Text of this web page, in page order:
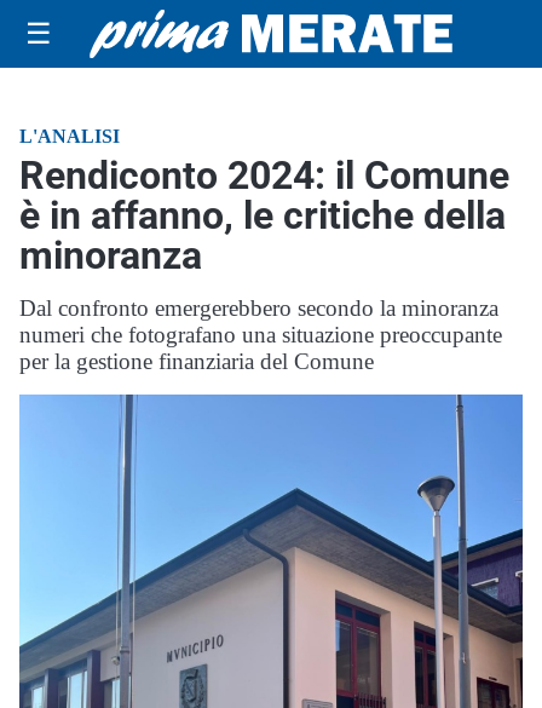
☰
L'ANALISI
Rendiconto 2024: il Comune
è in affanno, le critiche della
minoranza
Dal confronto emergerebbero secondo la minoranza
numeri che fotografano una situazione preoccupante
per la gestione finanziaria del Comune